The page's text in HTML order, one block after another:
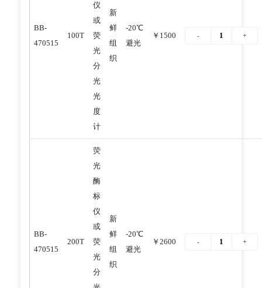
BB-
470515
100T
仪
或
荧
光
分
光
光
度
计
新
鲜
组
织
-20℃
避光
￥1500
BB-
470515
200T
荧
光
酶
标
仪
或
荧
光
分
新
鲜
组
织
-20℃
避光
￥2600